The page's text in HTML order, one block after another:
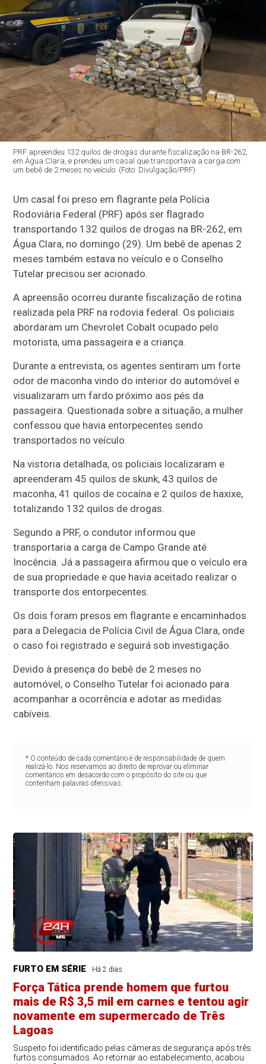
PRF apreendeu 132 quilos de drogas durante fiscalização na BR-262,
em Água Clara, e prendeu um casal que transportava a carga com
um bebê de 2 meses no veículo. (Foto: Divulgação/PRF)
Um casal foi preso em flagrante pela Polícia
Rodoviária Federal (PRF) após ser flagrado
transportando 132 quilos de drogas na BR-262, em
Água Clara, no domingo (29). Um bebê de apenas 2
meses também estava no veículo e o Conselho
Tutelar precisou ser acionado.
A apreensão ocorreu durante fiscalização de rotina
realizada pela PRF na rodovia federal. Os policiais
abordaram um Chevrolet Cobalt ocupado pelo
motorista, uma passageira e a criança.
Durante a entrevista, os agentes sentiram um forte
odor de maconha vindo do interior do automóvel e
visualizaram um fardo próximo aos pés da
passageira. Questionada sobre a situação, a mulher
confessou que havia entorpecentes sendo
transportados no veículo.
Na vistoria detalhada, os policiais localizaram e
apreenderam 45 quilos de skunk, 43 quilos de
maconha, 41 quilos de cocaína e 2 quilos de haxixe,
totalizando 132 quilos de drogas.
Segundo a PRF, o condutor informou que
transportaria a carga de Campo Grande até
Inocência. Já a passageira afirmou que o veículo era
de sua propriedade e que havia aceitado realizar o
transporte dos entorpecentes.
Os dois foram presos em flagrante e encaminhados
para a Delegacia de Polícia Civil de Água Clara, onde
o caso foi registrado e seguirá sob investigação.
Devido à presença do bebê de 2 meses no
automóvel, o Conselho Tutelar foi acionado para
acompanhar a ocorrência e adotar as medidas
cabíveis.
* O conteúdo de cada comentário é de responsabilidade de quem
realizá-lo. Nos reservamos ao direito de reprovar ou eliminar
comentários em desacordo com o propósito do site ou que
contenham palavras ofensivas.
FURTO EM SÉRIE Há 2 dias
Força Tática prende homem que furtou
mais de R$ 3,5 mil em carnes e tentou agir
novamente em supermercado de Três
Lagoas
Suspeito foi identificado pelas câmeras de segurança após três
furtos consumados. Ao retornar ao estabelecimento, acabou